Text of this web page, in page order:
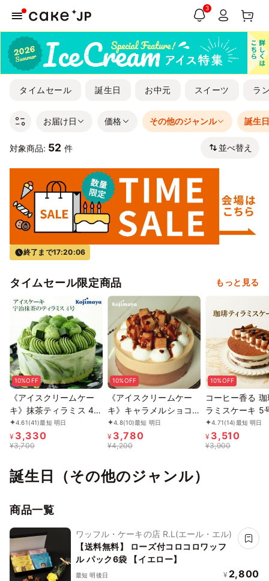
3
タイムセール 誕生日 お中元 スイーツ ラ
お届け日 価格 その他のジャンル 誕生
対象商品: 52 件 並べ替え
終了まで17:20:06
タイムセール限定商品 もっと見る
10%OFF
《アイスクリームケー
キ》抹茶ティラミス 4号
12cm 名入れ メッセー
ジ 選択可 チョコプレー
ト お中元 2026 アイス
4.61(41)最短 明日
¥ 3,330
¥3,700
10%OFF
《アイスクリームケー
キ》キャラメルショコラ
4号 12cm 名入れ メッセ
ージ 選択可 チョコプレ
ート お中元 2026 アイ
4.8(10)最短 明日
¥ 3,780
¥4,200
10%OFF
コーヒー香る
ラミスケーキ 5
｜誕生日 バー
ーキ 名入れ メ
チョコプレート
4.71(14)最短 明日
¥ 3,510
¥3,900
誕生日（その他のジャンル）
商品一覧
ワッフル・ケーキの店 R.L(エール・エル)
【送料無料】 ローズ付コロコロワッフ
ル パック6袋 【イエロー】
最短 明後日 ¥ 2,800